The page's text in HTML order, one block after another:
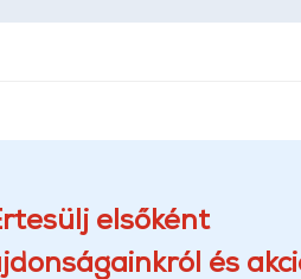
elsőként
és